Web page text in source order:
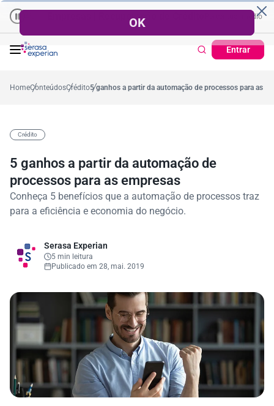
Empresas | Recuperação de Crédito Percentual médio no ano
Entrar
no ano Cartão de Crédito |
HomeConteúdosCrédito5 ganhos a partir da automação de processos para as
Crédito
5 ganhos a partir da automação de
processos para as empresas
Conheça 5 benefícios que a automação de processos traz
para a eficiência e economia do negócio.
Serasa Experian
5 min leitura
Publicado em 28, mai. 2019